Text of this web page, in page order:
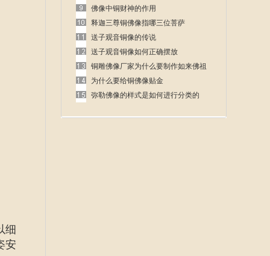
细
安
的故事
佛像中铜财神的作用
释迦三尊铜佛像指哪三位菩萨
送子观音铜像的传说
送子观音铜像如何正确摆放
铜雕佛像厂家为什么要制作如来佛祖
呢
为什么要给铜佛像贴金
弥勒佛像的样式是如何进行分类的